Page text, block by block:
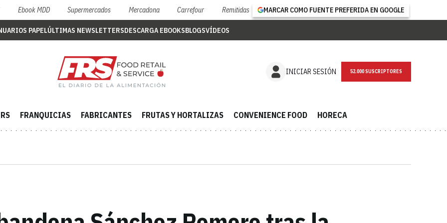
Ebook MDD Supermercados Mercadona Carrefour Remitidas MARCAR COMO FUENTE PREFERIDA EN GOOGLE
PAPELÚLTIMAS NEWSLETTERSDESCARGA EBOOKSBLOGSVÍDEOS
INICIAR SESIÓN NEWSLETTER
FRANQUICIAS FABRICANTES FRUTAS Y HORTALIZAS CONVENIENCE FOOD HORECA